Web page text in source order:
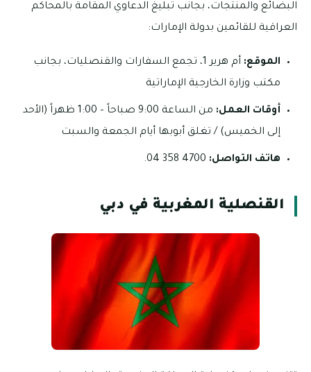
البضائع والمنتجات، بجانب تبليغ الدعاوي المقامة بالمحاكم
العراقية للقائمين بدولة الإمارات:
الموقع:
أم هرير 1، تجمع السفارات والقنصليات، بجانب
مكتب وزارة الخارجية الإماراتية
أوقات العمل:
من الساعة 9:00 صباحاً – 1:00 ظهراً (الأحد
إلى الخميس) / تغلق أبوبها أيام الجمعة والسبت
هاتف التواصل:
القنصلية المغربية في دبي